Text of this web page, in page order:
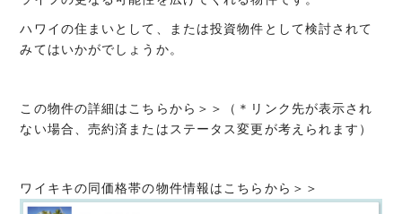
ハワイの住まいとして、または投資物件として検討されて
みてはいかがでしょうか。
この物件の詳細はこちらから＞＞（＊リンク先が表示され
ない場合、売約済またはステータス変更が考えられます）
ワイキキの同価格帯の物件情報はこちらから＞＞